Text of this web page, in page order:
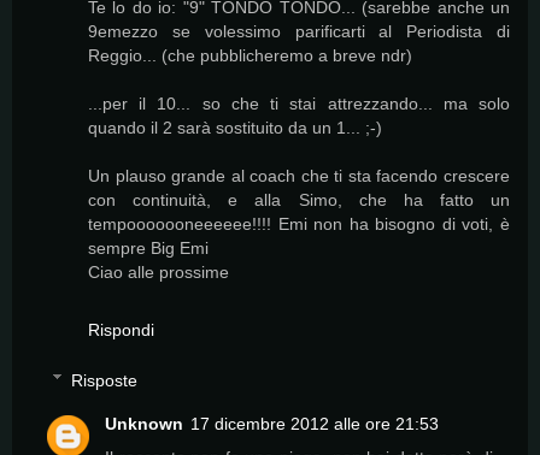
Te lo do io: "9" TONDO TONDO... (sarebbe anche un
9emezzo se volessimo parificarti al Periodista di
Reggio... (che pubblicheremo a breve ndr)
...per il 10... so che ti stai attrezzando... ma solo
quando il 2 sarà sostituito da un 1... ;-)
Un plauso grande al coach che ti sta facendo crescere
con continuità, e alla Simo, che ha fatto un
tempooooooneeeeee!!!! Emi non ha bisogno di voti, è
sempre Big Emi
Ciao alle prossime
Rispondi
Risposte
Unknown 17 dicembre 2012 alle ore 21:53